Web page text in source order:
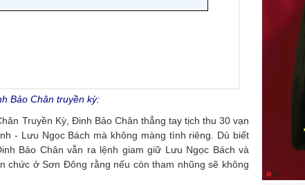
Bảo Chân truyền kỳ:
Truyền Kỳ, Đinh Bảo Chân thẳng tay tịch thu 30 vạn
- Lưu Ngọc Bách mà không màng tình riêng. Dù biết
Bảo Chân vẫn ra lệnh giam giữ Lưu Ngọc Bách và
chức ở Sơn Đông rằng nếu còn tham nhũng sẽ không